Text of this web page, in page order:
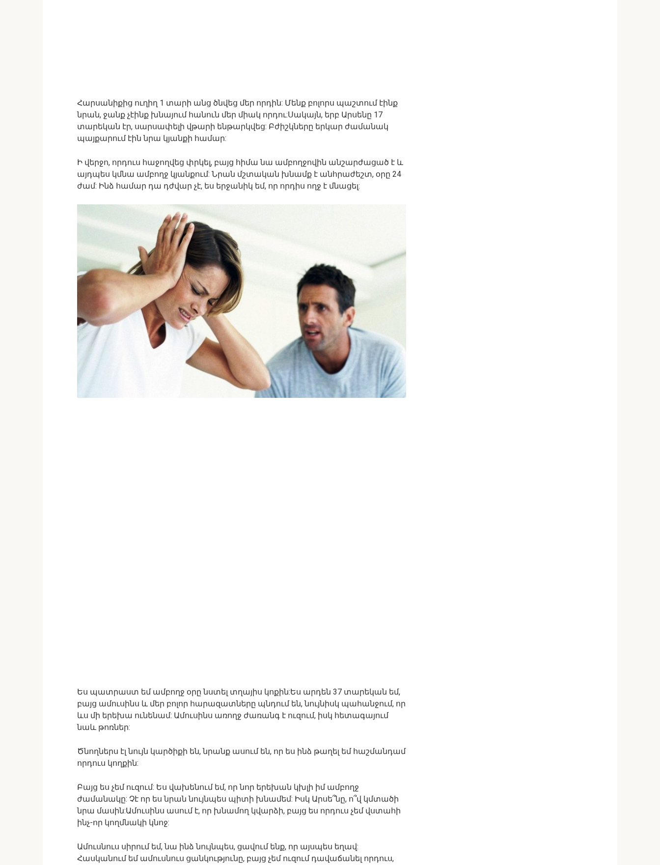
Հարսանիքից ուղիղ 1 տարի անց ծնվեց մեր որդին: Մենք բոլորս պաշտում էինք
նրան, ջանք չէինք խնայում հանուն մեր միակ որդու:Սակայն, երբ Արսենը 17
տարեկան էր, սարսափելի վթարի ենթարկվեց: Բժիշկները երկար ժամանակ
պայքարում էին նրա կյանքի համար:
Ի վերջո, որդուս հաջողվեց փրկել, բայց հիմա նա ամբողջովին անշարժացած է և
այդպես կմնա ամբողջ կյանքում: Նրան մշտական խնամք է անհրաժեշտ, օրը 24
ժամ: Ինձ համար դա դժվար չէ, ես երջանիկ եմ, որ որդիս ողջ է մնացել:
Ես պատրաստ եմ ամբողջ օրը նստել տղայիս կոքին:Ես արդեն 37 տարեկան եմ,
բայց ամուսինս և մեր բոլոր հարազատները պնդում են, նույնիսկ պահանջում, որ
ևս մի երեխա ունենամ: Ամուսինս առողջ ժառանգ է ուզում, իսկ հետագայում
նաև թոռներ:
Ծնողներս էլ նույն կարծիքի են, նրանք ասում են, որ ես ինձ թաղել եմ հաշմանդամ
որդուս կողքին:
Բայց ես չեմ ուզում: Ես վախենում եմ, որ նոր երեխան կխլի իմ ամբողջ
ժամանակը: Չէ որ ես նրան նույնպես պիտի խնամեմ: Իսկ Արսե՞նը, ո՞վ կմտածի
նրա մասին:Ամուսինս ասում է, որ խնամող կվարձի, բայց ես որդուս չեմ վստահի
ինչ-որ կողմնակի կնոջ:
Ամուսնուս սիրում եմ, նա ինձ նույնպես, ցավում ենք, որ այսպես եղավ:
Հասկանում եմ ամուսնուս ցանկությունը, բայց չեմ ուզում դավաճանել որդուս,